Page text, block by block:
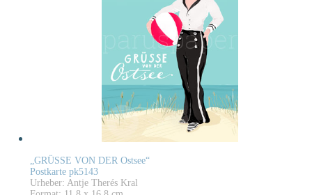
„GRÜSSE VON DER Ostsee“
Postkarte pk5143
Urheber: Antje Therés Kral